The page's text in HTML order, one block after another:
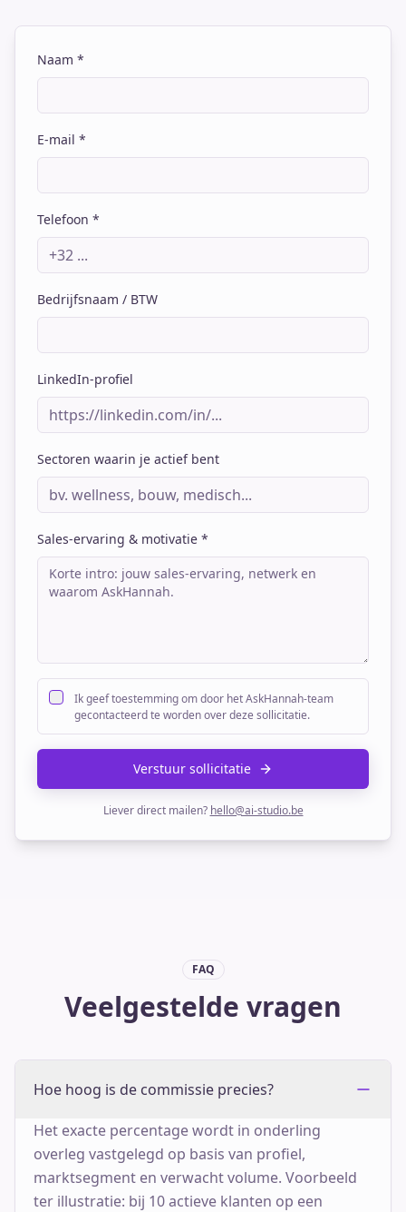
Naam *
E-mail *
Telefoon *
Bedrijfsnaam / BTW
LinkedIn-profiel
Sectoren waarin je actief bent
Sales-ervaring & motivatie *
Ik geef toestemming om door het AskHannah-team
gecontacteerd te worden over deze sollicitatie.
Verstuur sollicitatie
Liever direct mailen? hello@ai-studio.be
FAQ
Veelgestelde vragen
Hoe hoog is de commissie precies?
Het exacte percentage wordt in onderling
overleg vastgelegd op basis van profiel,
marktsegment en verwacht volume. Voorbeeld
ter illustratie: bij 10 actieve klanten op een